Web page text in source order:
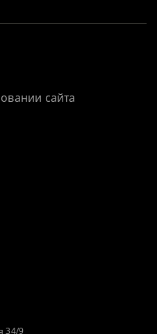
сайта
34/9